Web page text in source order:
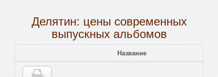
Делятин: цены современных
выпускных альбомов
Название